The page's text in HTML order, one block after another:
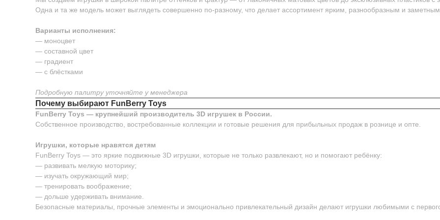
Одна и та же модель может выглядеть совершенно по-разному, что делает ассортимент ярким, разнообразным и заметным
Варианты исполнения:
— моноцвет
— составной цвет
— градиент
— с блёстками
Подробную палитру уточняйте у менеджера
Почему выбирают FunBerry Toys
FunBerry Toys — крупнейший производитель 3D игрушек в России.
Собственное производство, востребованные коллекции и готовые решения для прибыльных продаж в рознице и опте.
Игрушки, которые нравятся детям
FunBerry Toys — это яркие подвижные 3D игрушки, которые не только развлекают, но и помогают ребёнку:
— развивать мелкую моторику;
— изучать окружающий мир;
— тренировать воображение;
— дольше удерживать внимание.
Безопасные материалы, прочные элементы и эмоционально привлекательный дизайн делают игрушки любимыми с первого